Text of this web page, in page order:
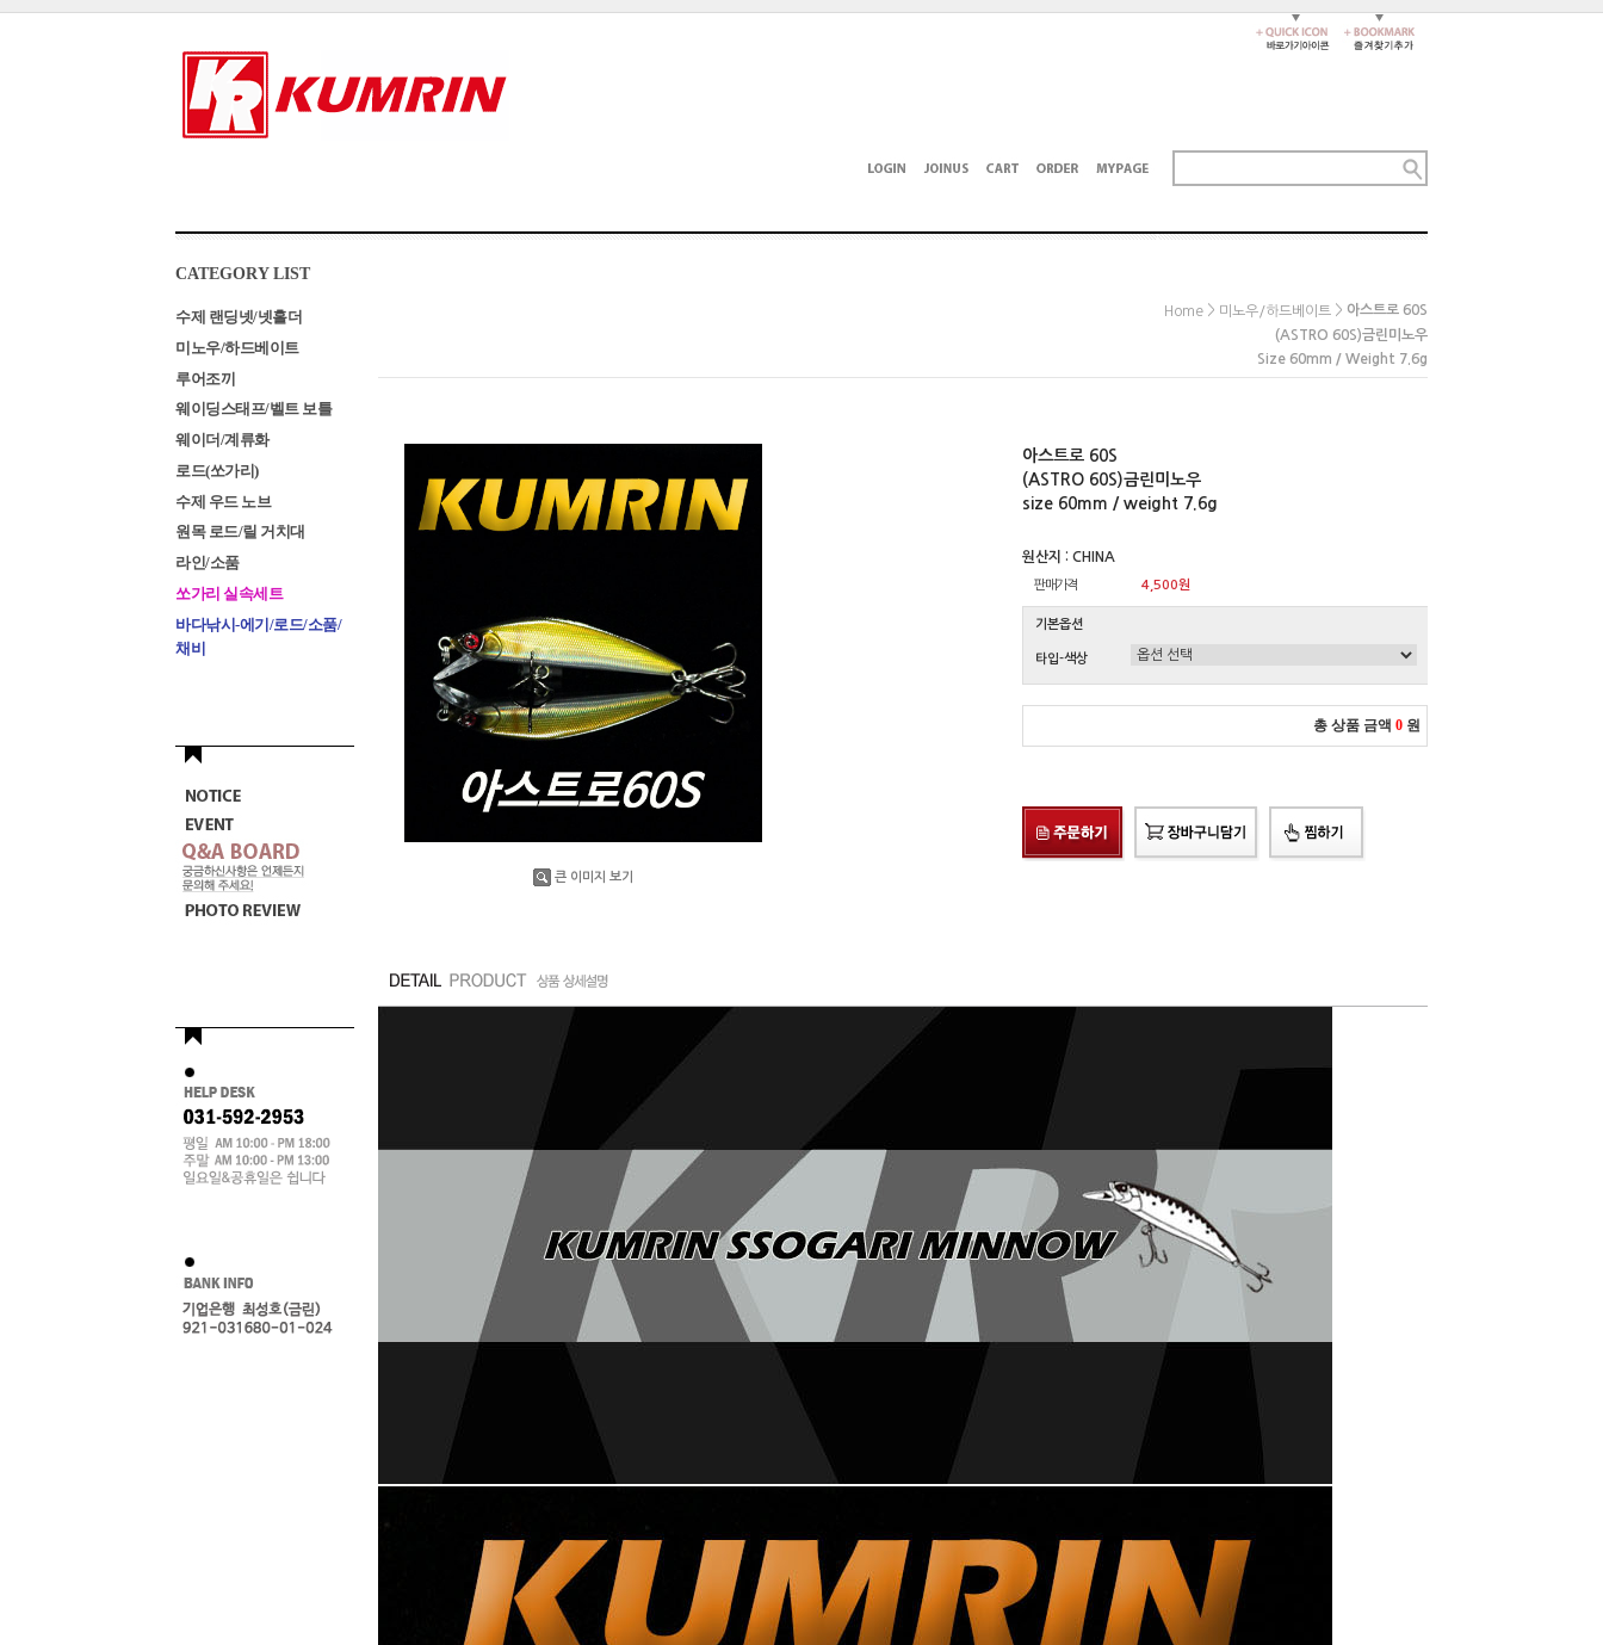
CATEGORY LIST
수제 랜딩넷/넷홀더
미노우/하드베이트
루어조끼
웨이딩스태프/벨트 보틀
웨이더/계류화
로드(쏘가리)
수제 우드 노브
원목 로드/릴 거치대
라인/소품
쏘가리 실속세트
바다낚시-에기/로드/소품/
채비
Home > 미노우/하드베이트 > 아스트로 60S
(ASTRO 60S)금린미노우
Size 60mm / Weight 7.6g
큰 이미지 보기
아스트로 60S
(ASTRO 60S)금린미노우
size 60mm / weight 7.6g
원산지 : CHINA
판매가격 4,500원
기본옵션
타입-색상
총 상품 금액 0 원